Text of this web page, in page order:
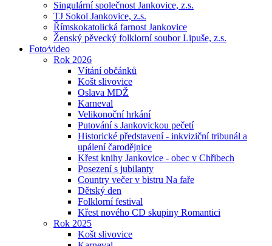
Singulární společnost Jankovice, z.s.
TJ Sokol Jankovice, z.s.
Římskokatolická farnost Jankovice
Ženský pěvecký folklorní soubor Lipuše, z.s.
Foto⁄video
Rok 2026
Vítání občánků
Košt slivovice
Oslava MDŽ
Karneval
Velikonoční hrkání
Putování s Jankovickou pečetí
Historické představení - inkviziční tribunál a
upálení čarodějnice
Křest knihy Jankovice - obec v Chřibech
Posezení s jubilanty
Country večer v bistru Na faře
Dětský den
Folklorní festival
Křest nového CD skupiny Romantici
Rok 2025
Košt slivovice